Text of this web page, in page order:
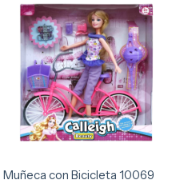
Muñeca con Bicicleta 10069